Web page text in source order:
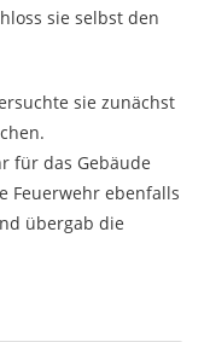
sie selbst den
sie zunächst
für das Gebäude
Feuerwehr ebenfalls
übergab die